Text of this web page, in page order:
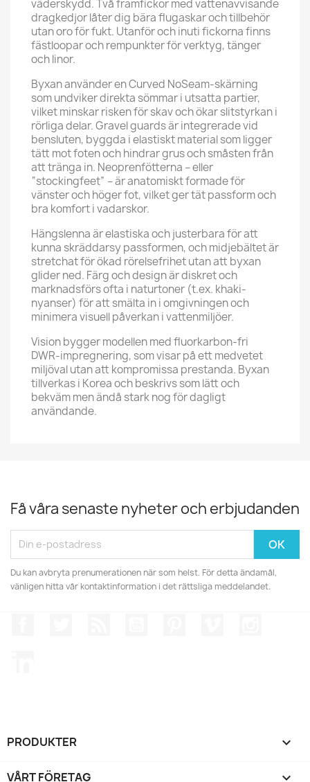
väderskydd. Två framfickor med vattenavvisande
dragkedjor låter dig bära flugaskar och tillbehör
utan oro för fukt. Utanför och inuti fickorna finns
fäst­loopar och rem­punkter för verktyg, tänger
och linor.
Byxan använder en Curved NoSeam-skärning
som undviker direkta sömmar i utsatta partier,
vilket minskar risken för skav och ökar slitstyrkan i
rörliga delar. Gravel guards är integrerade vid
bensluten, byggda i elastiskt material som ligger
tätt mot foten och hindrar grus och småsten från
att tränga in. Neoprenfötterna – eller
“stockingfeet” – är anatomiskt formade för
vänster och höger fot, vilket ger tät passform och
bra komfort i vadarskor.
Hängslenna är elastiska och justerbara för att
kunna skräddarsy passformen, och midjebältet är
stretchat för ökad rörelsefrihet utan att byxan
glider ned. Färg och design är diskret och
marknadsförs ofta i naturtoner (t.ex. khaki-
nyanser) för att smälta in i omgivningen och
minimera visuell påverkan i vattenmiljöer.
Vision bygger modellen med fluorkarbon-fri
DWR-impregnering, som visar på ett medvetet
miljöval utan att kompromissa prestanda. Byxan
tillverkas i Korea och beskrivs som lätt och
bekväm men ändå stark nog för dagligt
användande.
Få våra senaste nyheter och erbjudanden
Du kan avbryta prenumerationen när som helst. För detta ändamål,
vänligen hitta vår kontaktinformation i det rättsliga meddelandet.
PRODUKTER 
VÅRT FÖRETAG 